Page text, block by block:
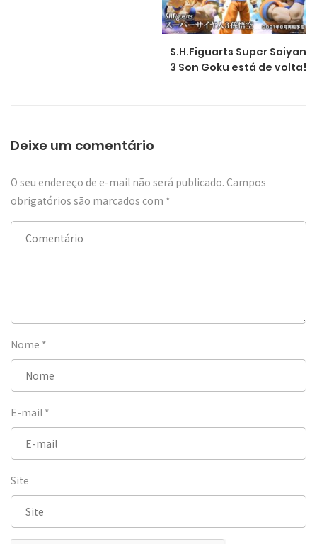
S.H.Figuarts Super Saiyan
3 Son Goku está de volta!
Deixe um comentário
O seu endereço de e-mail não será publicado. Campos
obrigatórios são marcados com *
Nome *
E-mail *
Site